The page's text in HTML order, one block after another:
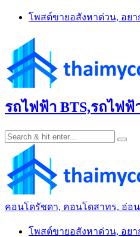
Skip
โพสต์ขายอสังหาด่วน, อย
รถไฟฟ้า BTS,รถไฟ
คอนโดรัชดา, คอนโดสาทร, อ่อ
โพสต์ขายอสังหาด่วน, อย